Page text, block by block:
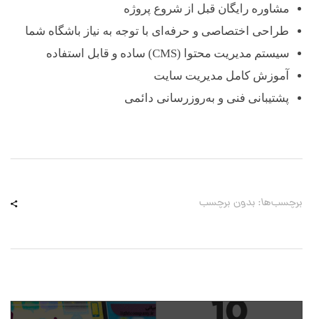
مشاوره رایگان قبل از شروع پروژه
طراحی اختصاصی و حرفه‌ای با توجه به نیاز باشگاه شما
سیستم مدیریت محتوا (CMS) ساده و قابل استفاده
آموزش کامل مدیریت سایت
پشتیبانی فنی و به‌روزرسانی دائمی
برچسب‌ها: بدون برچسب